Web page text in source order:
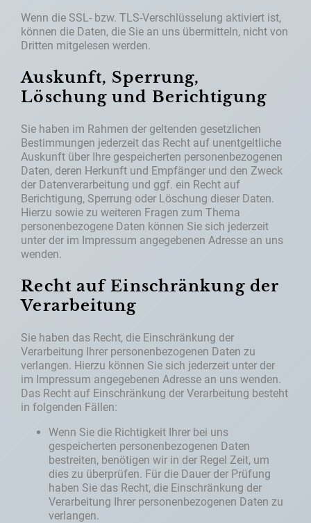
Wenn die SSL- bzw. TLS-Verschlüsselung aktiviert ist,
können die Daten, die Sie an uns übermitteln, nicht von
Dritten mitgelesen werden.
Auskunft, Sperrung,
Löschung und Berichtigung
Sie haben im Rahmen der geltenden gesetzlichen
Bestimmungen jederzeit das Recht auf unentgeltliche
Auskunft über Ihre gespeicherten personenbezogenen
Daten, deren Herkunft und Empfänger und den Zweck
der Datenverarbeitung und ggf. ein Recht auf
Berichtigung, Sperrung oder Löschung dieser Daten.
Hierzu sowie zu weiteren Fragen zum Thema
personenbezogene Daten können Sie sich jederzeit
unter der im Impressum angegebenen Adresse an uns
wenden.
Recht auf Einschränkung der
Verarbeitung
Sie haben das Recht, die Einschränkung der
Verarbeitung Ihrer personenbezogenen Daten zu
verlangen. Hierzu können Sie sich jederzeit unter der
im Impressum angegebenen Adresse an uns wenden.
Das Recht auf Einschränkung der Verarbeitung besteht
in folgenden Fällen:
Wenn Sie die Richtigkeit Ihrer bei uns
gespeicherten personenbezogenen Daten
bestreiten, benötigen wir in der Regel Zeit, um
dies zu überprüfen. Für die Dauer der Prüfung
haben Sie das Recht, die Einschränkung der
Verarbeitung Ihrer personenbezogenen Daten zu
verlangen.